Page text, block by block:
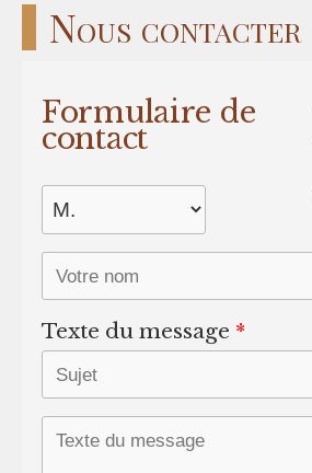
Nous contacter
Formulaire de
contact
Texte du message